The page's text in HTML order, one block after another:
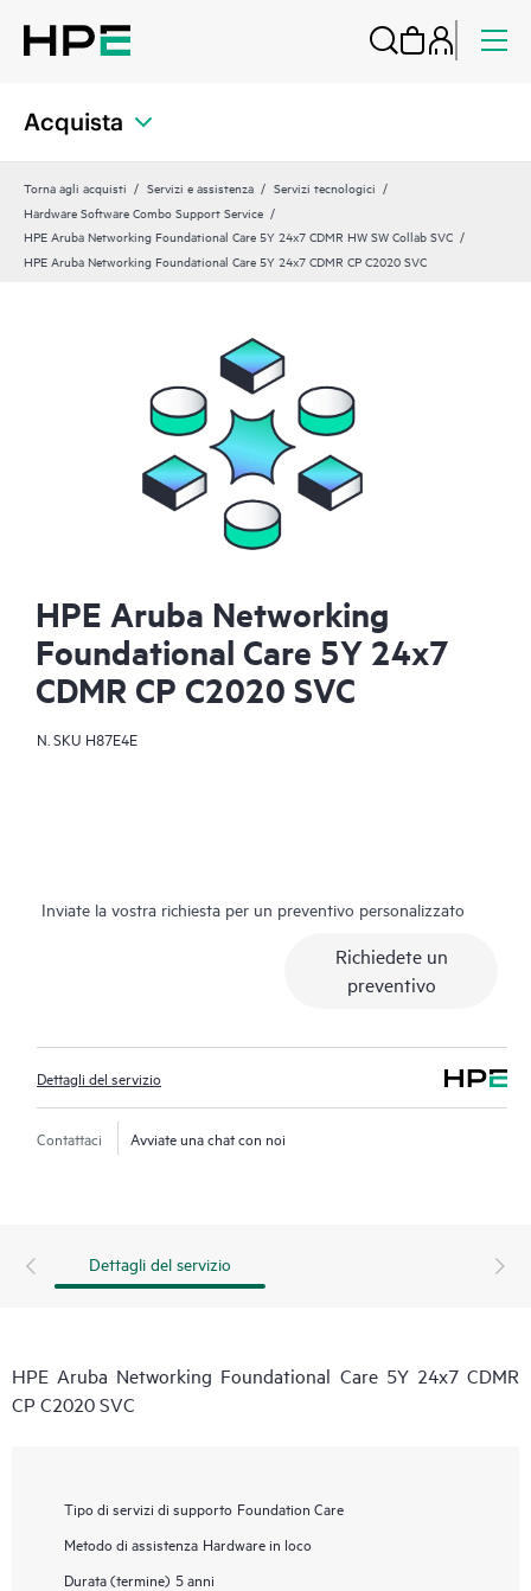
Acquista
Torna agli acquisti Servizi e assistenza
Servizi tecnologici
Hardware Software Combo Support Service
HPE Aruba Networking Foundational Care 5Y 24x7 CDMR HW SW Collab SVC
HPE Aruba Networking Foundational Care 5Y 24x7 CDMR CP C2020 SVC
HPE Aruba Networking
Foundational Care 5Y 24x7
CDMR CP C2020 SVC
N. SKU H87E4E
Inviate la vostra richiesta per un preventivo personalizzato
Richiedete un
preventivo
Dettagli del servizio
Contattaci Avviate una chat con noi
Dettagli del servizio
HPE Aruba Networking Foundational Care 5Y 24x7 CDMR
CP C2020 SVC
Tipo di servizi di supporto Foundation Care
Metodo di assistenza Hardware in loco
Durata (termine) 5 anni